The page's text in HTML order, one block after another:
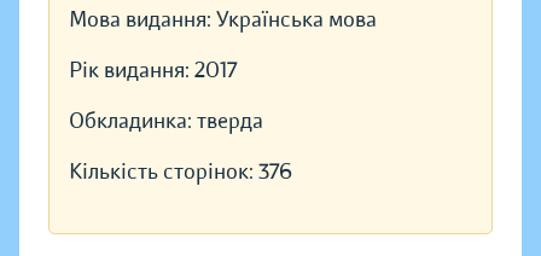
Мова видання: Українська мова
Рік видання: 2017
Обкладинка: тверда
Кількість сторінок: 376